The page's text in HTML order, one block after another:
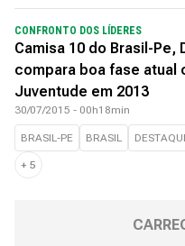
CONFRONTO DOS LÍDERES
Camisa 10 do Brasil-Pe,
compara boa fase atual
Juventude em 2013
30/07/2015 - 00h18min
BRASIL-PE BRASIL
+ 5